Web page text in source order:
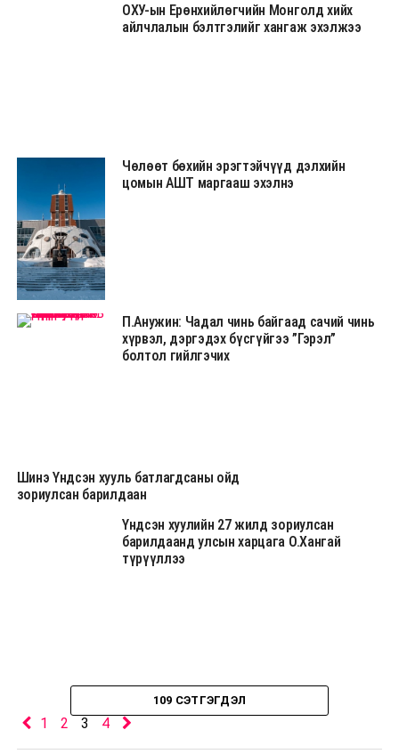
ОХУ-ын Ерөнхийлөгчийн Монголд хийх
айлчлалын бэлтгэлийг хангаж эхэлжээ
Чөлөөт бөхийн эрэгтэйчүүд дэлхийн
цомын АШТ маргааш эхэлнэ
П.Анужин: Чадал чинь байгаад сачий чинь
хүрвэл, дэргэдэх бүсгүйгээ ”Гэрэл”
болтол гийлгэчих
Шинэ Үндсэн хууль батлагдсаны ойд
зориулсан барилдаан
Үндсэн хуулийн 27 жилд зориулсан
барилдаанд улсын харцага О.Хангай
түрүүллээ
109 СЭТГЭГДЭЛ
1 2 3 4